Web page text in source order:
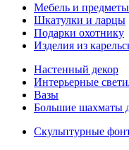
Мебель и предметы
Шкатулки и ларцы
Подарки охотнику
Изделия из
Настенный декор
Интерьерные
Вазы
Большие шахматы
Скульптурные